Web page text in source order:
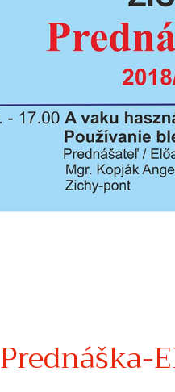
Prednáška-